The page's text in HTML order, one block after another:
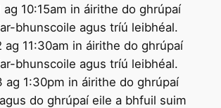
ag 10:15am in áirithe do ghrúpaí
bhunscoile agus tríú leibhéal.
ag 11:30am in áirithe do ghrúpaí
bhunscoile agus tríú leibhéal.
ag 1:30pm in áirithe do ghrúpaí
do ghrúpaí eile a bhfuil suim